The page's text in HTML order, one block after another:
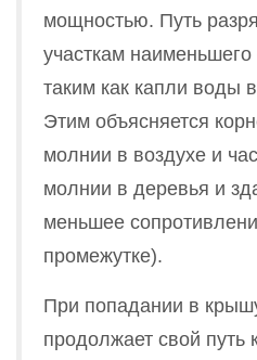
мощностью. Путь
участкам
таким как капли воды
Этим объясняется
молнии в воздухе и
молнии в деревья и
меньшее
промежутке).
При попадании в
продолжает свой путь